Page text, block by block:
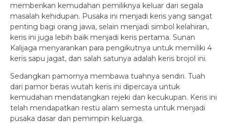
memberikan kemudahan pemiliknya keluar dari segala
masalah kehidupan. Pusaka ini menjadi keris yang sangat
penting bagi orang jawa, selain menjadi simbol kelahiran,
keris ini juga lebih baik menjadi keris pertama. Sunan
Kalijaga menyarankan para pengikutnya untuk memiliki 4
keris sapu jagat, dan salah satunya adalah keris brojol ini.
Sedangkan pamornya membawa tuahnya sendiri. Tuah
dari pamor beras wutah keris ini dipercaya untuk
kemudahan mendatangkan rejeki dan kecukupan. Keris ini
telah mendapatkan restu alam semesta untuk menjadi
pusaka dasar dan pemimpin keluarga.